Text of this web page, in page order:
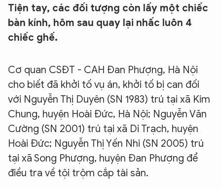
Tiện tay, các đối tượng còn lấy một chiếc
bàn kính, hôm sau quay lại nhấc luôn 4
chiếc ghế.
Cơ quan CSĐT - CAH Đan Phượng, Hà Nội
cho biết đã khởi tố vụ án, khởi tố bị can đối
với Nguyễn Thị Duyên (SN 1983) trú tại xã Kim
Chung, huyện Hoài Đức, Hà Nội; Nguyễn Văn
Cường (SN 2001) trú tại xã Di Trạch, huyện
Hoài Đức; Nguyễn Thị Yến Nhi (SN 2005) trú
tại xã Song Phượng, huyện Đan Phượng để
điều tra về tội trộm cắp tài sản.